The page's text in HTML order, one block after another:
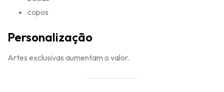
copos
Personalização
Artes exclusivas aumentam o valor.